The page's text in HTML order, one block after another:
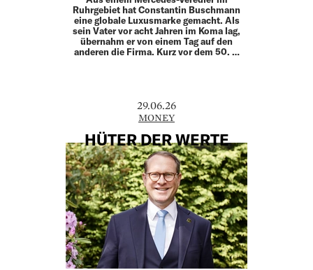
Ruhrgebiet hat Constantin Buschmann
eine globale Luxusmarke gemacht. Als
sein Vater vor acht Jahren im Koma lag,
übernahm er von einem Tag auf den
anderen die Firma. Kurz vor dem 50. …
29.06.26
MONEY
HÜTER DER WERTE